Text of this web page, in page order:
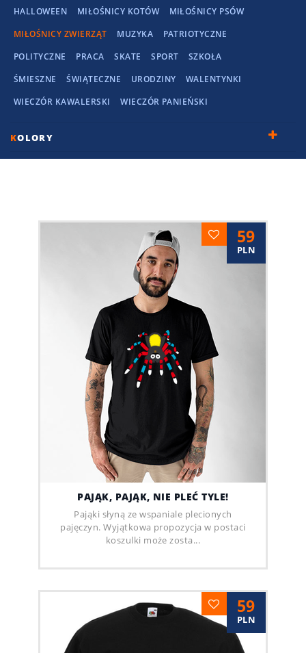
HALLOWEEN
MIŁOŚNICY KOTÓW
MIŁOŚNICY PSÓW
MIŁOŚNICY ZWIERZĄT
MUZYKA
PATRIOTYCZNE
POLITYCZNE
PRACA SKATE SPORT
SZKOŁA
ŚMIESZNE
ŚWIĄTECZNE URODZINY
WALENTYNKI
WIECZÓR KAWALERSKI
WIECZÓR PANIEŃSKI
KOLORY
59
PLN
PAJĄK, PAJĄK, NIE PLEĆ TYLE!
Pająki słyną ze wspaniale plecionych
pajęczyn. Wyjątkowa propozycja w postaci
koszulki może zosta...
59
PLN